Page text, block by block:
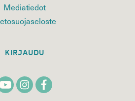
Mediatiedot
KIRJAUDU